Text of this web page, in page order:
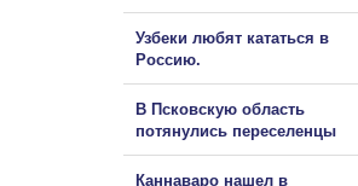
Узбеки любят кататься в
Россию.
В Псковскую область
потянулись переселенцы
Каннаваро нашел в